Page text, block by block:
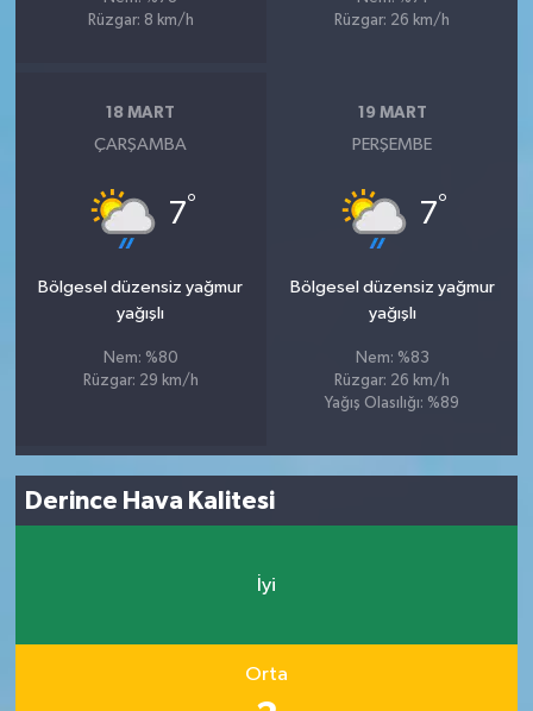
Rüzgar: 8 km/h
Rüzgar: 26 km/h
18 MART
ÇARŞAMBA
7°
Bölgesel düzensiz yağmur
yağışlı
Nem: %80
Rüzgar: 29 km/h
19 MART
PERŞEMBE
7°
Bölgesel düzensiz yağmur
yağışlı
Nem: %83
Rüzgar: 26 km/h
Yağış Olasılığı: %89
Derince Hava Kalitesi
İyi
Orta